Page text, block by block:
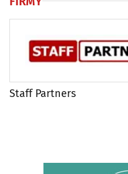
Staff Partners